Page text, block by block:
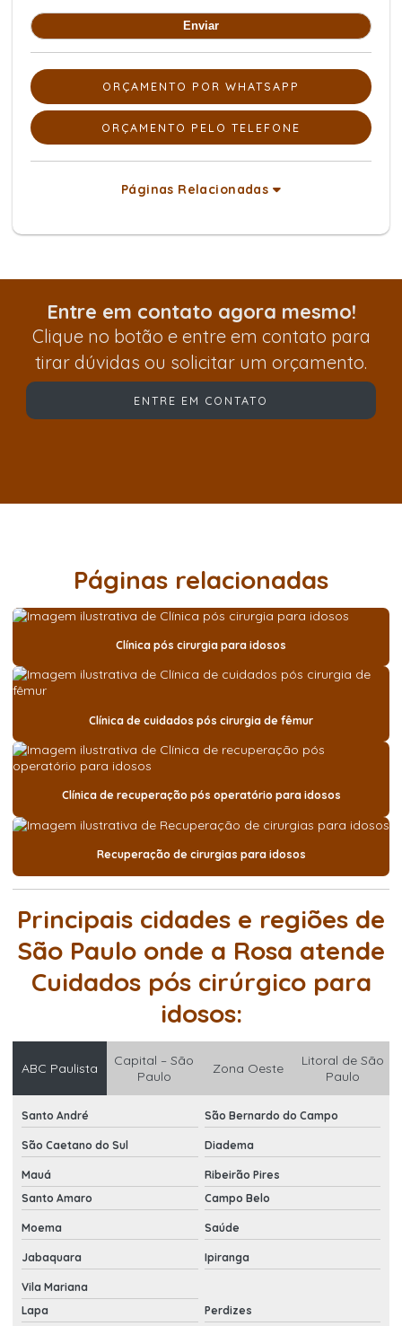
ORÇAMENTO POR WHATSAPP
ORÇAMENTO PELO TELEFONE
Páginas Relacionadas
Entre em contato agora mesmo!
Clique no botão e entre em contato para
tirar dúvidas ou solicitar um orçamento.
ENTRE EM CONTATO
Páginas relacionadas
Clínica pós cirurgia para idosos
Clínica de cuidados pós cirurgia de fêmur
Clínica de recuperação pós operatório para idosos
Recuperação de cirurgias para idosos
Principais cidades e regiões de
São Paulo onde a Rosa atende
Cuidados pós cirúrgico para
idosos:
ABC Paulista
Capital – São
Paulo
Zona Oeste
Litoral de São
Paulo
Santo André São Bernardo do Campo
São Caetano do Sul Diadema
Mauá
Ribeirão Pires
Santo Amaro
Campo Belo
Moema Saúde
Jabaquara Ipiranga
Vila Mariana
Lapa
Perdizes